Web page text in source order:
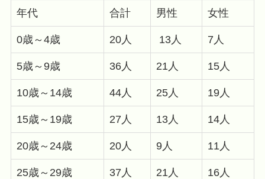
年代 合計 男性 女性
0歳～4歳 20人 13人 7人
5歳～9歳 36人 21人 15人
10歳～14歳 44人 25人 19人
15歳～19歳 27人 13人 14人
20歳～24歳 20人 9人 11人
25歳～29歳 37人 21人 16人